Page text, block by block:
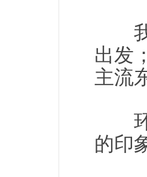
我
出发
主流
环
的印